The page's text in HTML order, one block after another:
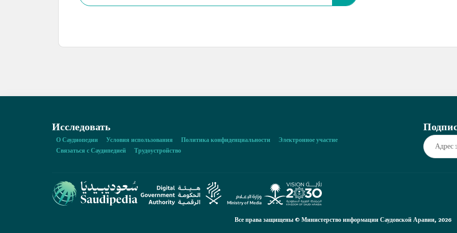
Исследовать
О Саудиопедии Условия использования Политика конфиденциальности
Электронное участие
Связаться с Саудипедией
Трудоустройство
Все права защищены © Министерство информации Саудовской Аравии, 2026